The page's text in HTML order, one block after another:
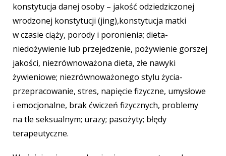
konstytucja danej osoby – jakość odziedziczonej
wrodzonej konstytucji (jing),konstytucja matki
w czasie ciąży, porody i poronienia; dieta-
niedożywienie lub przejedzenie, pożywienie gorszej
jakości, niezrównoważona dieta, złe nawyki
żywieniowe; niezrównoważonego stylu życia-
przepracowanie, stres, napięcie fizyczne, umysłowe
i emocjonalne, brak ćwiczeń fizycznych, problemy
na tle seksualnym; urazy; pasożyty; błędy
terapeutyczne.